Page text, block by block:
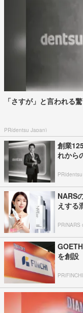
「さすが」と言われる
PR(dentsu Japan)
創業
れから
NARS
えする
PR(NARS
を創設